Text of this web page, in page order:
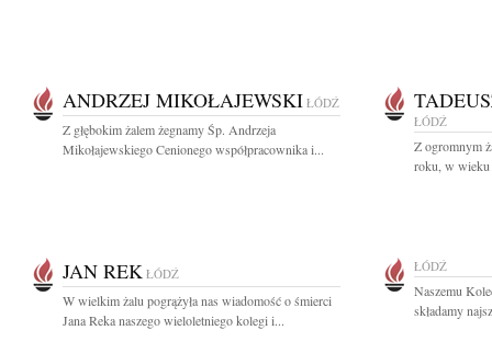
ANDRZEJ MIKOŁAJEWSKI ŁÓDŹ
Z głębokim żalem żegnamy Śp. Andrzeja
Mikołajewskiego Cenionego współpracownika i...
ŁÓDŹ
Z ogromnym
roku, w wieku
JAN REK ŁÓDŹ
W wielkim żalu pogrążyła nas wiadomość o śmierci
Jana Reka naszego wieloletniego kolegi i...
ŁÓDŹ
Naszemu
składamy